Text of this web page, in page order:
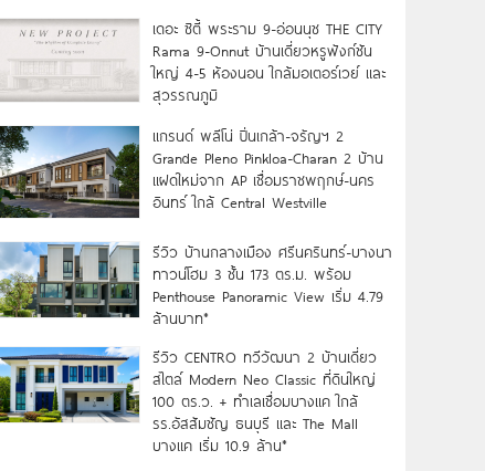
เดอะ ซิตี้ พระราม 9-อ่อนนุช THE CITY
Rama 9-Onnut บ้านเดี่ยวหรูฟังก์ชัน
ใหญ่ 4-5 ห้องนอน ใกล้มอเตอร์เวย์ และ
สุวรรณภูมิ
แกรนด์ พลีโน่ ปิ่นเกล้า-จรัญฯ 2
Grande Pleno Pinkloa-Charan 2 บ้าน
แฝดใหม่จาก AP เชื่อมราชพฤกษ์-นคร
อินทร์ ใกล้ Central Westville
รีวิว บ้านกลางเมือง ศรีนครินทร์-บางนา
ทาวน์โฮม 3 ชั้น 173 ตร.ม. พร้อม
Penthouse Panoramic View เริ่ม 4.79
ล้านบาท*
รีวิว CENTRO ทวีวัฒนา 2 บ้านเดี่ยว
สไตล์ Modern Neo Classic ที่ดินใหญ่
100 ตร.ว. + ทำเลเชื่อมบางแค ใกล้
รร.อัสสัมชัญ ธนบุรี และ The Mall
บางแค เริ่ม 10.9 ล้าน*